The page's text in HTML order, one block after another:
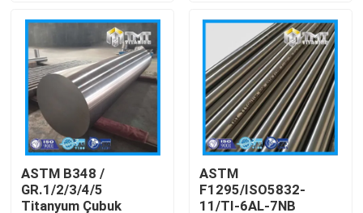
Bize ulaşın
Teklif isteği
titanyum çubuk
Titanyum Levha/Levha
ASTM B348 /
GR.1/2/3/4/5
Titanyum Çubuk
ASTM
F1295/ISO5832-
11/TI-6AL-7NB